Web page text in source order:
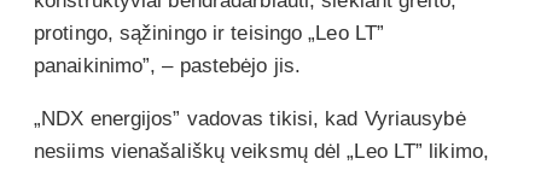
protingo, sąžiningo ir teisingo „Leo LT”
panaikinimo”, – pastebėjo jis.
„NDX energijos” vadovas tikisi, kad Vyriausybė
nesiims vienašališkų veiksmų dėl „Leo LT” likimo,